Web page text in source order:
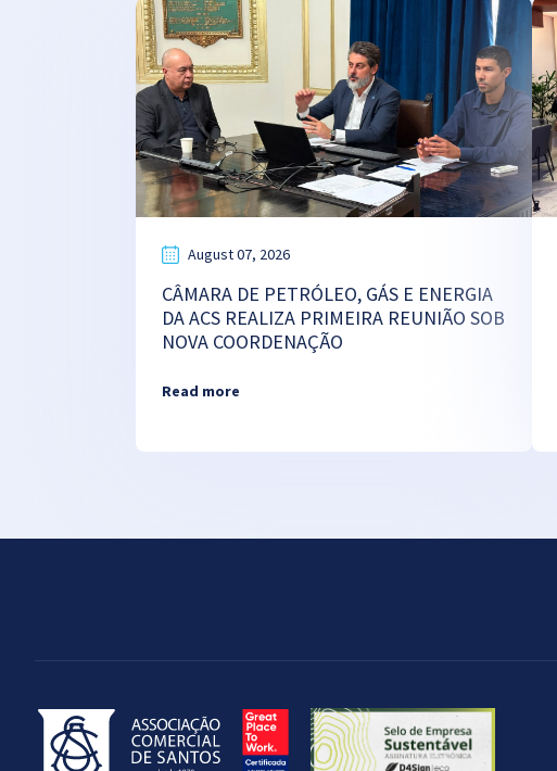
August 07, 2026
CÂMARA DE PETRÓLEO, GÁS E ENERGIA
DA ACS REALIZA PRIMEIRA REUNIÃO SOB
NOVA COORDENAÇÃO
Read more